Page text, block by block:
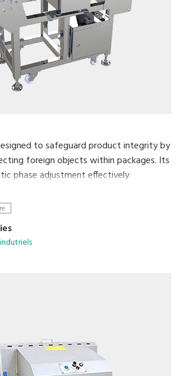
to safeguard product integrity by
foreign objects within packages. Its
phase adjustment effectively
enhancing detection
packaging types.